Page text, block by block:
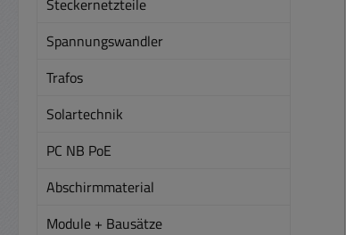
Spannungswandler
Trafos
Solartechnik
PC NB PoE
Abschirmmaterial
Module + Bausätze